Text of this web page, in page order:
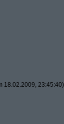
18.02.2009, 23:45:40)